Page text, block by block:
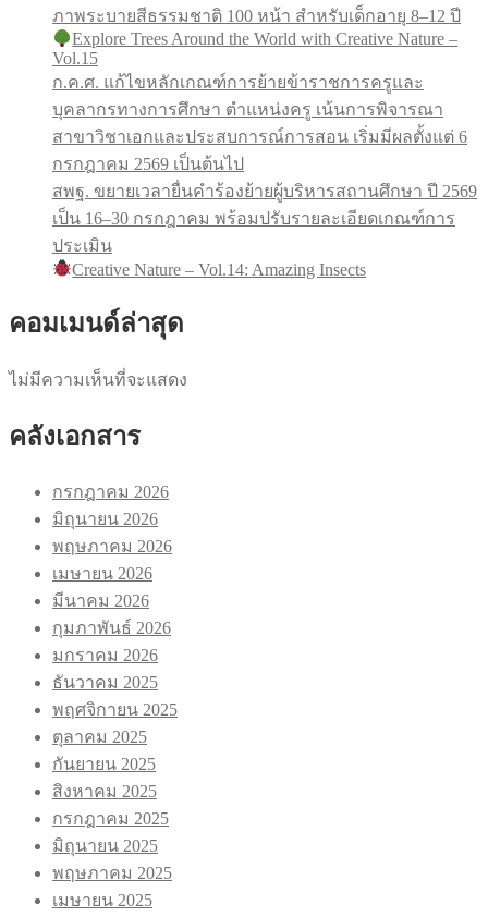
ภาพระบายสีธรรมชาติ 100 หน้า สำหรับเด็กอายุ 8–12 ปี
Explore Trees Around the World with Creative Nature –
Vol.15
ก.ค.ศ. แก้ไขหลักเกณฑ์การย้ายข้าราชการครูและ
บุคลากรทางการศึกษา ตำแหน่งครู เน้นการพิจารณา
สาขาวิชาเอกและประสบการณ์การสอน เริ่มมีผลตั้งแต่ 6
กรกฎาคม 2569 เป็นต้นไป
สพฐ. ขยายเวลายื่นคำร้องย้ายผู้บริหารสถานศึกษา ปี 2569
เป็น 16–30 กรกฎาคม พร้อมปรับรายละเอียดเกณฑ์การ
ประเมิน
Creative Nature – Vol.14: Amazing Insects
คอมเมนด์ล่าสุด
ไม่มีความเห็นที่จะแสดง
คลังเอกสาร
กรกฎาคม 2026
มิถุนายน 2026
พฤษภาคม 2026
เมษายน 2026
มีนาคม 2026
กุมภาพันธ์ 2026
มกราคม 2026
ธันวาคม 2025
พฤศจิกายน 2025
ตุลาคม 2025
กันยายน 2025
สิงหาคม 2025
กรกฎาคม 2025
มิถุนายน 2025
พฤษภาคม 2025
เมษายน 2025